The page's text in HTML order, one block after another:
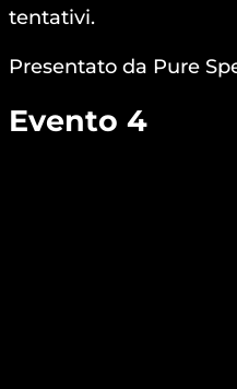
tentativi.
Presentato da Pure
Evento 4